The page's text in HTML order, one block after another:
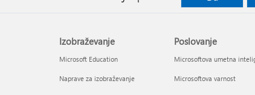
Izobraževanje
Microsoft Education
Naprave za izobraževanje
Poslovanje
Microsoftova umetna
Microsoftova varnost